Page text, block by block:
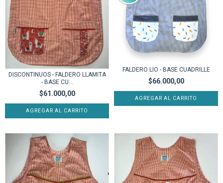
DISCONTINUOS - FALDERO LLAMITA
- BASE CU...
$61.000,00
AGREGAR AL CARRITO
FALDERO LIO - BASE CUADRILLE
$66.000,00
AGREGAR AL CARRITO